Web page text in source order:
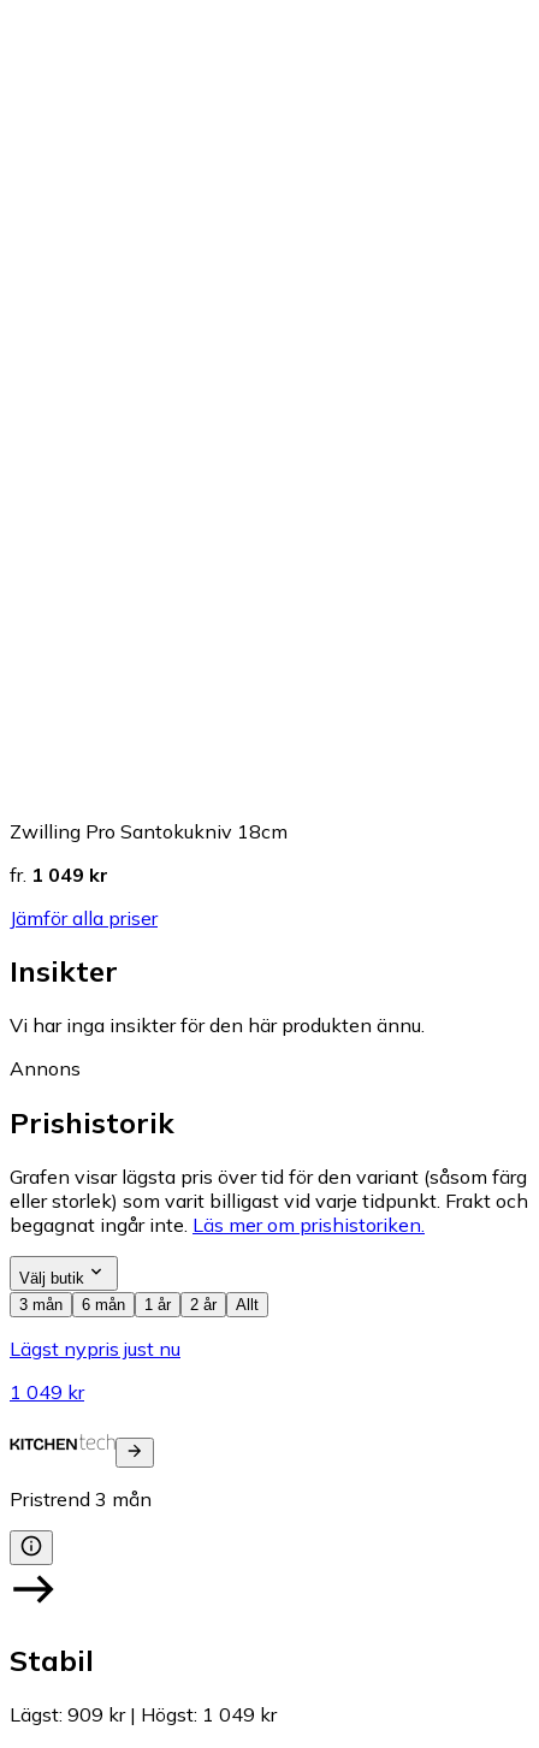
Zwilling Pro Santokukniv 18cm
fr. 1 049 kr
Jämför alla priser
Insikter
Vi har inga insikter för den här produkten ännu.
Annons
Prishistorik
Grafen visar lägsta pris över tid för den variant (såsom färg
eller storlek) som varit billigast vid varje tidpunkt. Frakt och
begagnat ingår inte. Läs mer om prishistoriken.
Välj butik
3 mån
6 mån 1 år 2 år Allt
Lägst nypris just nu
1 049 kr
Pristrend 3 mån
Stabil
Lägst: 909 kr| Högst: 1 049 kr